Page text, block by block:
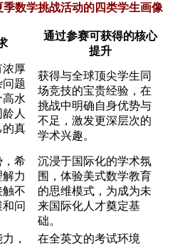
数学挑战活动的四类学生画像
通过参赛可获得的核心
提升
浓厚
问题
高水
人
的真
获得与全球顶尖学生同
场竞技的宝贵经验，在
挑战中明确自身优势与
不足，激发更深层次的
学术兴趣。
，希
力
不
问
沉浸于国际化的学术氛
围，体验美式数学教育
的思维模式，为成为未
来国际化人才奠定基
础。
，
在全英文的考试环境